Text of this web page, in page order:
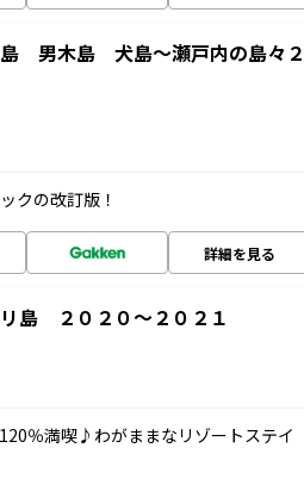
木島 犬島～瀬戸内の島々２
クの改訂版！
詳細を見る
島 ２０２０～２０２１
％満喫♪わがままなリゾートステイ